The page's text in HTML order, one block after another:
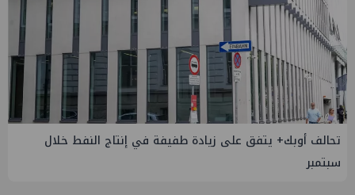
إسدال الستار على النسخة الثانية من "منتدى مصر للطاقة
والصناعة 2026" بنجاح